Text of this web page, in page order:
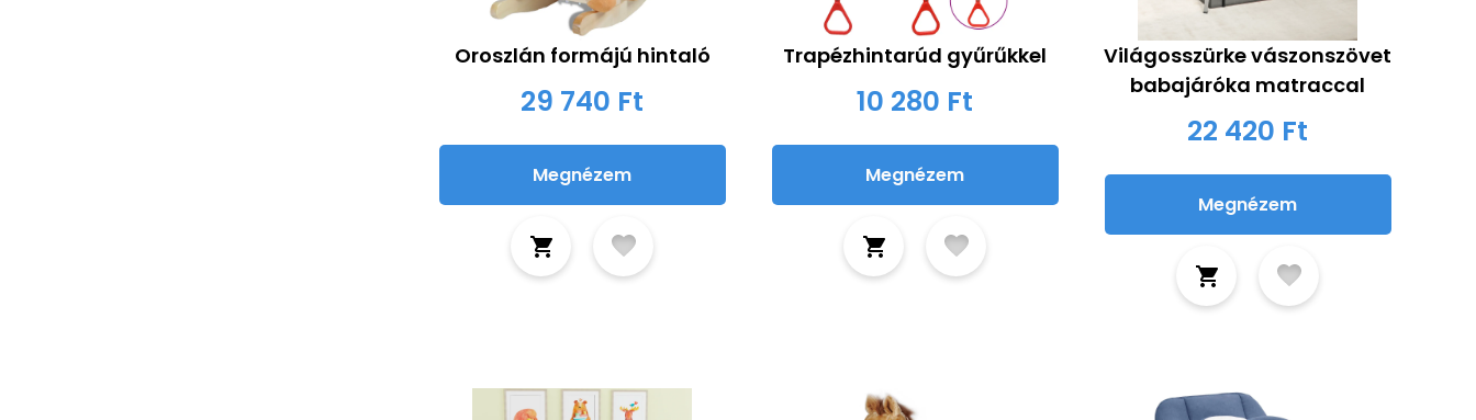
Oroszlán formájú hintaló
29 740 Ft
Megnézem
Trapézhintarúd gyűrűkkel
10 280 Ft
Megnézem
Világosszürke vászonszövet
babajáróka matraccal
22 420 Ft
Megnézem